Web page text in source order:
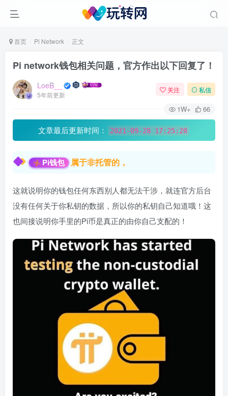
首页 Pi Network 正文
Pi network钱包相关问题，官方作出以下回复了！
LoeB__
5年前更新
关注 私信
1W+ 66
文章最后更新时间： 2021-09-28 17:25:28
Pi钱包 属于非托管的，
这就说明你的钱包任何东西别人都无法干涉，就连官方后台
没有任何关于你私钥的数据，所以你的私钥自己知道哦！这
也间接说明你手里的Pi币是真正的由你自己支配的！